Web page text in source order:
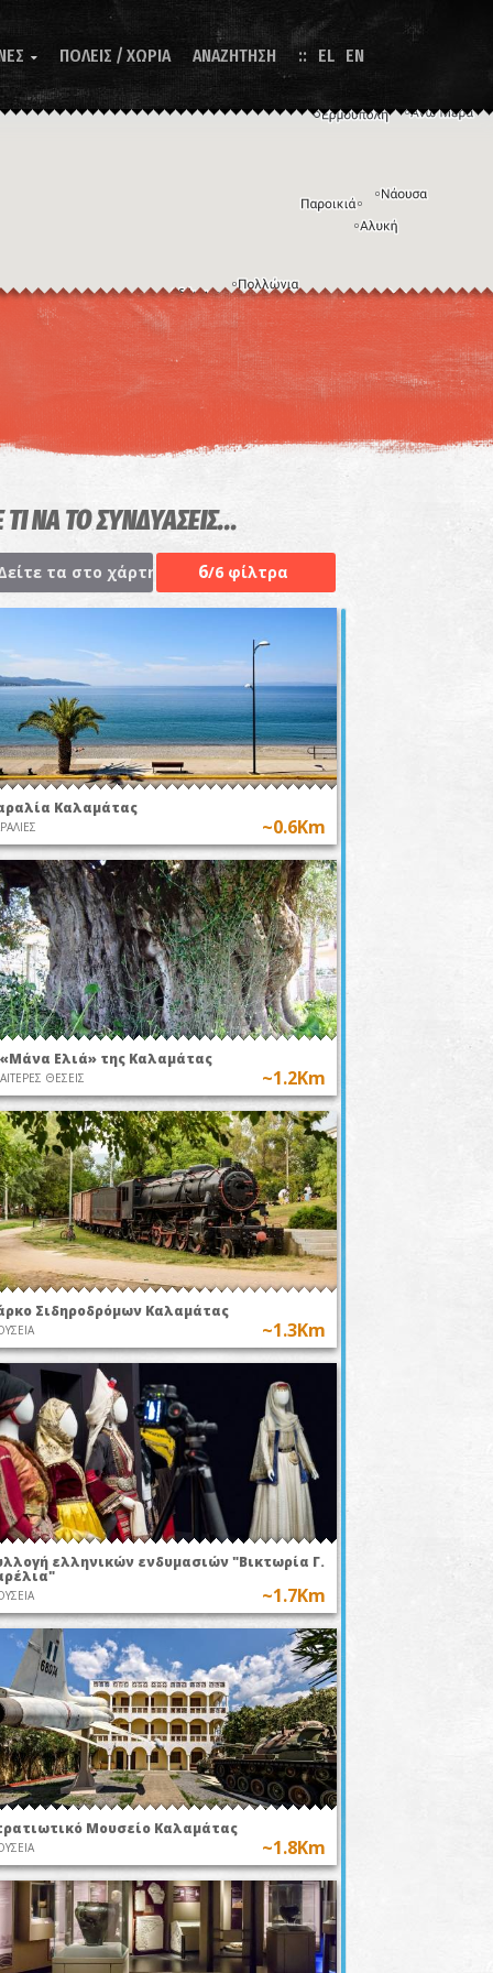
 ΠΟΛΕΙΣ / ΧΩΡΙΑ ΑΝΑΖΗΤΗΣΗ EL EN
πληκτρολογίου Η εικόνα ενδέχεται να υπόκειται σε πνευματικά δικαιώματα
ΝΑ ΤΟ ΣΥΝΔΥΑΣΕΙΣ...
τα στο χάρτη 6/6 φίλτρα
Καλαμάτας
~0.6Km
Ελιά» της Καλαμάτας
ΘΕΣΕΙΣ ~1.2Km
Σιδηροδρόμων Καλαμάτας
~1.3Km
ελληνικών ενδυμασιών "Βικτωρία Γ.
~1.7Km
Μουσείο Καλαμάτας
~1.8Km